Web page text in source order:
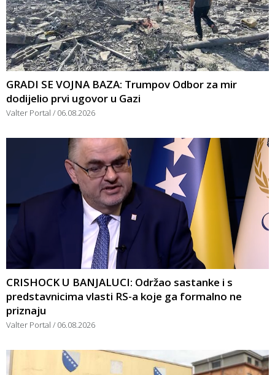
GRADI SE VOJNA BAZA: Trumpov Odbor za mir
dodijelio prvi ugovor u Gazi
Valter Portal 06.08.2026
CRISHOCK U BANJALUCI: Održao sastanke i s
predstavnicima vlasti RS-a koje ga formalno ne
priznaju
Valter Portal 06.08.2026